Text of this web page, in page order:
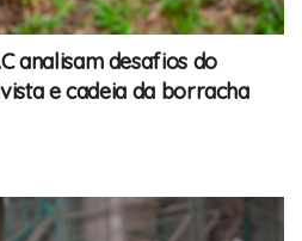
analisam desafios do
e cadeia da borracha